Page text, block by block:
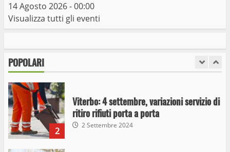
14 Agosto 2026 - 00:00
Visualizza tutti gli eventi
POPOLARI
I Carabinieri arrestano due giovani per
stupefacenti
2
Viterbo: 4 settembre, variazioni servizio di
ritiro rifiuti porta a porta
2 Settembre 2024